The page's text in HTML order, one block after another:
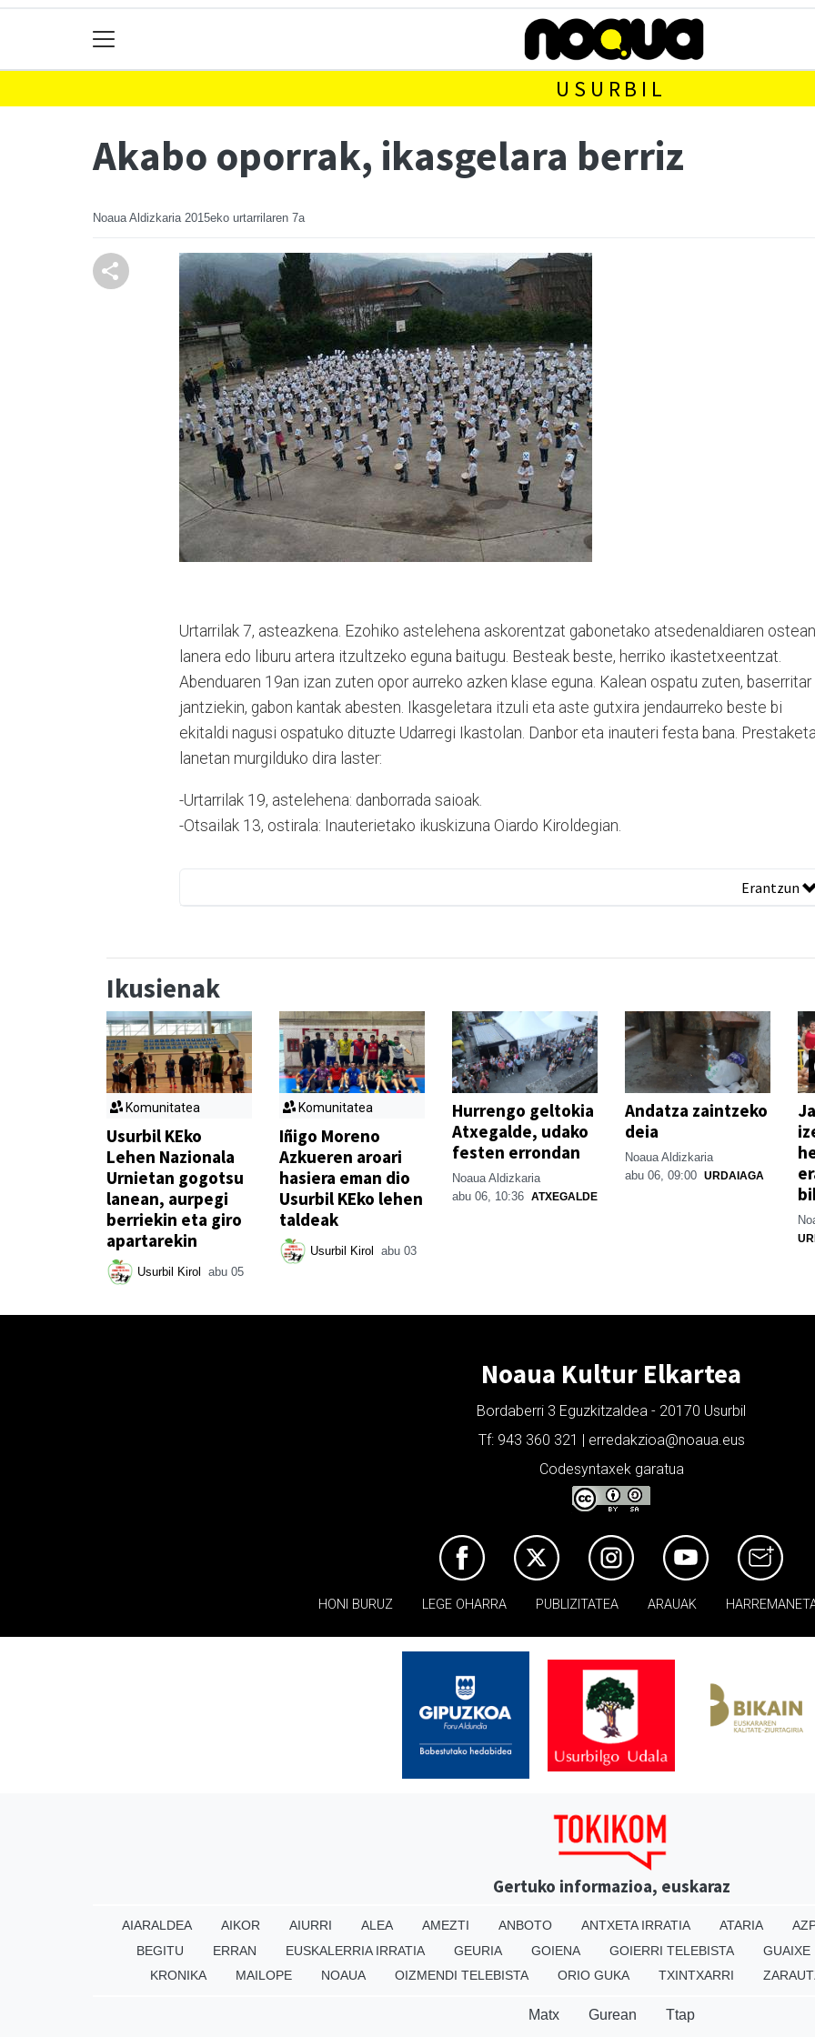
USURBIL
Akabo oporrak, ikasgelara berriz
Noaua Aldizkaria 2015eko urtarrilaren 7a
Urtarrilak 7, asteazkena. Ezohiko astelehena askorentzat gabonetako atsedenaldiaren
lanera edo liburu artera itzultzeko eguna baitugu. Besteak beste, herriko ikastetxeentzat.
Abenduaren 19an izan zuten opor aurreko azken klase eguna. Kalean ospatu zuten, baserritar
jantziekin, gabon kantak abesten. Ikasgeletara itzuli eta aste gutxira jendaurreko beste bi
ekitaldi nagusi ospatuko dituzte Udarregi Ikastolan. Danbor eta inauteri festa bana. Prestaketa
lanetan murgilduko dira laster:
-Urtarrilak 19, astelehena: danborrada saioak.
-Otsailak 13, ostirala: Inauterietako ikuskizuna Oiardo Kiroldegian.
Erantzun
Ikusienak
Komunitatea
Usurbil KEko
Lehen Nazionala
Urnietan gogotsu
lanean, aurpegi
berriekin eta giro
apartarekin
Usurbil Kirol abu 05
Komunitatea
Iñigo Moreno
Azkueren aroari
hasiera eman dio
Usurbil KEko lehen
taldeak
Usurbil Kirol abu 03
Hurrengo geltokia
Atxegalde, udako
festen errondan
Noaua Aldizkaria
abu 06, 10:36 ATXEGALDE
Andatza zaintzeko
deia
Noaua Aldizkaria
abu 06, 09:00 URDAIAGA
Noaua Kultur Elkartea
Bordaberri 3 Eguzkitzaldea - 20170 Usurbil
Tf: 943 360 321 | erredakzioa@noaua.eus
Codesyntaxek garatua
HONI BURUZ LEGE OHARRA PUBLIZITATEA ARAUAK
Gertuko informazioa, euskaraz
AIARALDEA AIKOR AIURRI ALEA AMEZTI ANBOTO ANTXETA IRRATIA ATARIA
BEGITU
ERRAN EUSKALERRIA IRRATIA GEURIA GOIENA GOIERRI TELEBISTA GUAIXE
KRONIKA
MAILOPE NOAUA OIZMENDI TELEBISTA ORIO GUKA TXINTXARRI
Matx Gurean Ttap